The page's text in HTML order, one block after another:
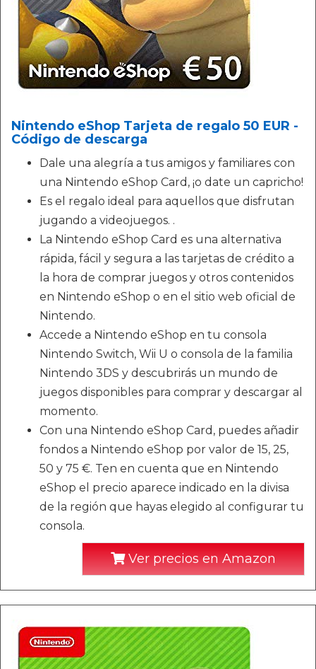
Nintendo eShop Tarjeta de regalo 50 EUR -
Código de descarga
Dale una alegría a tus amigos y familiares con
una Nintendo eShop Card, ¡o date un capricho!
Es el regalo ideal para aquellos que disfrutan
jugando a videojuegos. .
La Nintendo eShop Card es una alternativa
rápida, fácil y segura a las tarjetas de crédito a
la hora de comprar juegos y otros contenidos
en Nintendo eShop o en el sitio web oficial de
Nintendo.
Accede a Nintendo eShop en tu consola
Nintendo Switch, Wii U o consola de la familia
Nintendo 3DS y descubrirás un mundo de
juegos disponibles para comprar y descargar al
momento.
Con una Nintendo eShop Card, puedes añadir
fondos a Nintendo eShop por valor de 15, 25,
50 y 75 €. Ten en cuenta que en Nintendo
eShop el precio aparece indicado en la divisa
de la región que hayas elegido al configurar tu
consola.
Ver precios en Amazon